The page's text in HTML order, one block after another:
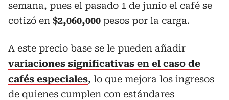
semana, pues el pasado 1 de junio el café se
cotizó en $2,060,000 pesos por la carga.
A este precio base se le pueden añadir
variaciones significativas en el caso de
cafés especiales, lo que mejora los ingresos
de quienes cumplen con estándares